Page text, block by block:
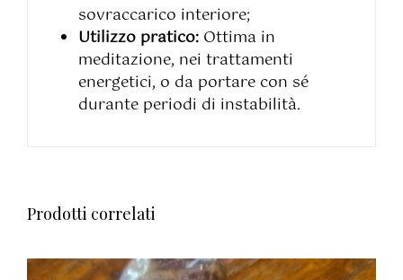
sovraccarico interiore;
Utilizzo pratico:Ottima in
meditazione, nei trattamenti
energetici, o da portare con sé
durante periodi di instabilità.
Prodotti correlati